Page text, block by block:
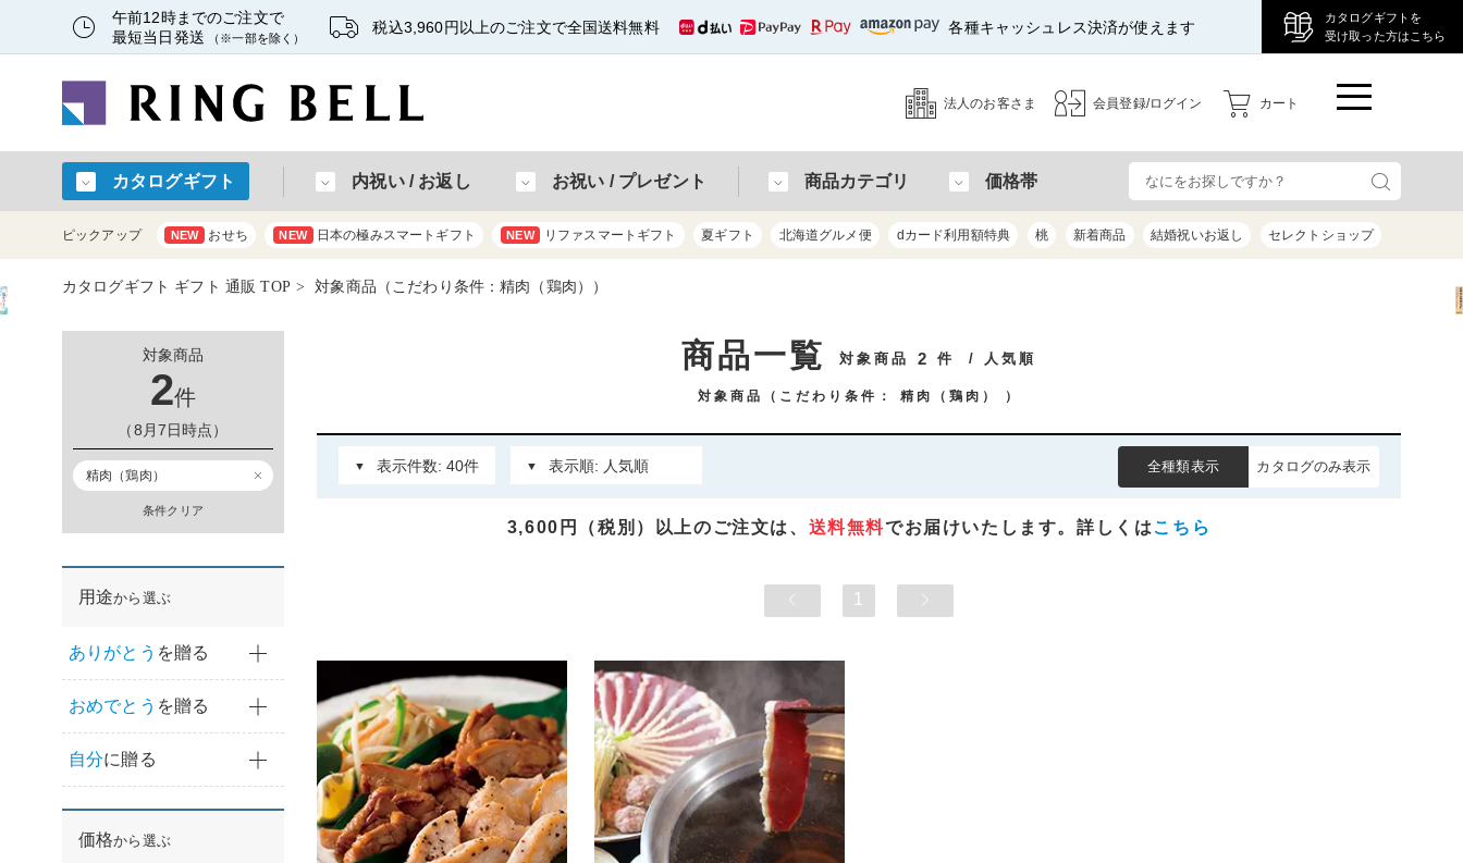
午前12時までのご注文で
最短当日発送
（※一部を除く）
税込3,960円以上のご注文で全国送料無料 各種キャッシュレス決済が使えます
カタログギフトを
受け取った方はこちら
法人のお客さま 会員登録/ログイン カート
カタログギフト 内祝い / お返し お祝い / プレゼント 商品カテゴリ 価格帯
ピックアップ NEW おせち NEW 日本の極みスマートギフト NEW リファスマートギフト 夏ギフト 北海道グルメ便 dカード利用額特典 桃 新着商品 結婚祝いお返し セレクトショップ
カタログギフト ギフト 通販 TOP 対象商品（こだわり条件：精肉（鶏肉））
対象商品
2件
（8月7日時点）
精肉（鶏肉）
条件クリア
用途から選ぶ
ありがとう を贈る
おめでとう を贈る
自分に贈る
価格から選ぶ
商品一覧 対象商品 2 件 / 人気順
対象商品（こだわり条件： 精肉（鶏肉） ）
全種類表示 カタログのみ表示
3,600円（税別）以上のご注文は、 送料無料でお届けいたします。詳しくはこちら
1